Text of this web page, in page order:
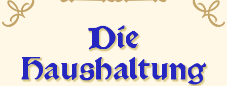
Die
Haushaltung